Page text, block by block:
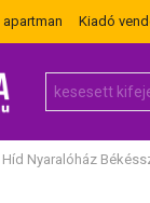
Kiadó
for:
Nyaralóház